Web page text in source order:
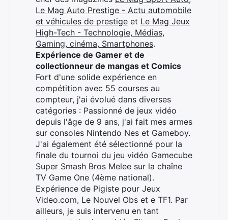
Le Mag Auto Prestige - Actu automobile
et véhicules de prestige et Le Mag Jeux
High-Tech - Technologie, Médias,
Gaming, cinéma, Smartphones.
Expérience de Gamer et de
collectionneur de mangas et Comics
Fort d'une solide expérience en
compétition avec 55 courses au
compteur, j'ai évolué dans diverses
catégories : Passionné de jeux vidéo
depuis l'âge de 9 ans, j'ai fait mes armes
sur consoles Nintendo Nes et Gameboy.
J'ai également été sélectionné pour la
finale du tournoi du jeu vidéo Gamecube
Super Smash Bros Melee sur la chaîne
TV Game One (4ème national).
Expérience de Pigiste pour Jeux
Video.com, Le Nouvel Obs et e TF1. Par
ailleurs, je suis intervenu en tant
Rechercher